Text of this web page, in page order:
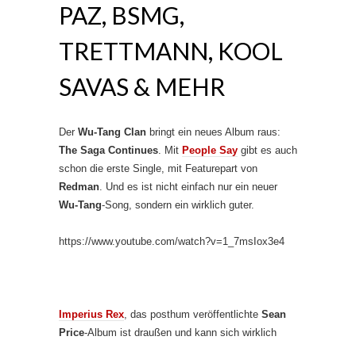
PAZ, BSMG,
TRETTMANN, KOOL
SAVAS & MEHR
Der Wu-Tang Clan bringt ein neues Album raus:
The Saga Continues. Mit People Say gibt es auch
schon die erste Single, mit Featurepart von
Redman. Und es ist nicht einfach nur ein neuer
Wu-Tang-Song, sondern ein wirklich guter.
https://www.youtube.com/watch?v=1_7msIox3e4
Imperius Rex, das posthum veröffentlichte Sean
Price-Album ist draußen und kann sich wirklich